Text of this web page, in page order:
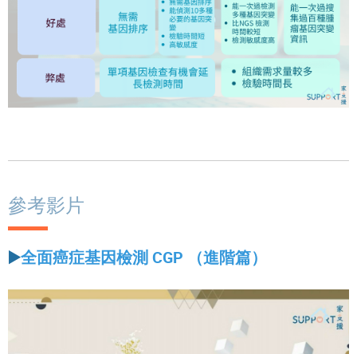
參考影片
▶️全面癌症基因檢測 CGP （進階篇）